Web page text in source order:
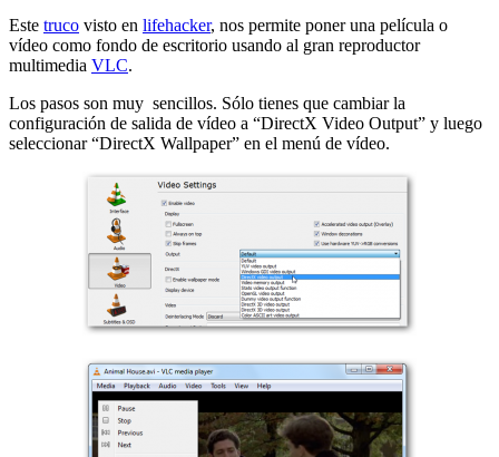
Este truco visto en lifehacker, nos permite poner una película o
vídeo como fondo de escritorio usando al gran reproductor
multimedia VLC.
Los pasos son muy sencillos. Sólo tienes que cambiar la
configuración de salida de vídeo a “DirectX Video Output” y luego
seleccionar “DirectX Wallpaper” en el menú de vídeo.